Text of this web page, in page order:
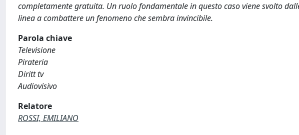
completamente gratuita. Un ruolo fondamentale in questo caso viene svolto
linea a combattere un fenomeno che sembra invincibile.
Parola chiave
Televisione
Pirateria
Diritt tv
Audiovisivo
Relatore
ROSSI, EMILIANO